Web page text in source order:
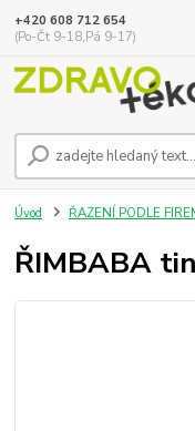
+420 608 712 654
(Po-Čt 9-18,Pá 9-17)
Úvod ŘAZENÍ PODLE
ŘIMBABA